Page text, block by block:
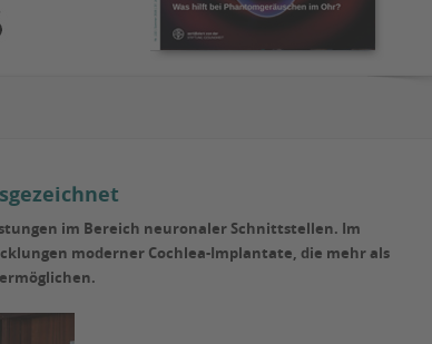
im Bereich neuronaler Schnittstellen. Im
moderner Cochlea-Implantate, die mehr als